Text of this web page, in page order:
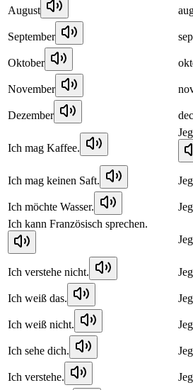
August
September
Oktober
November
Dezember
Ich mag Kaffee.
Ich mag keinen Saft.
Ich möchte Wasser.
Ich kann Französisch sprechen.
Ich verstehe nicht.
Ich weiß das.
Ich weiß nicht.
Ich sehe dich.
Ich verstehe.